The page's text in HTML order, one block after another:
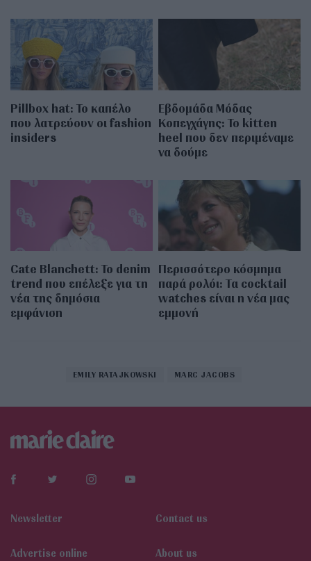
Pillbox hat: Το καπέλο
που λατρεύουν οι fashion
insiders
Εβδομάδα Μόδας
Κοπεγχάγης: Το kitten
heel που δεν περιμέναμε
να δούμε
Cate Blanchett: Το denim
trend που επέλεξε για τη
νέα της δημόσια
εμφάνιση
Περισσότερο κόσμημα
παρά ρολόι: Τα cocktail
watches είναι η νέα μας
εμμονή
EMILY RATAJKOWSKI MARC JACOBS
Newsletter Contact us
Αdvertise online About us